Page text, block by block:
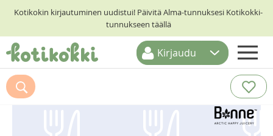
Kotikokin kirjautuminen uudistui! Päivitä Alma-tunnuksesi Kotikokki-
tunnukseen täällä
ETUSIVU
RESEPTIHAKU
Kirjaudu
Suosittelemme myös